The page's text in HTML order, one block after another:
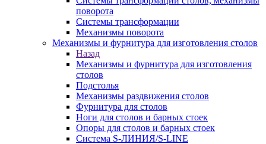
поворота
Системы трансформации
Механизмы поворота
Механизмы и фурнитура для изготовления столов
Назад
Механизмы и фурнитура для изготовления
столов
Подстолья
Механизмы раздвижения столов
Фурнитура для столов
Ноги для столов и барных стоек
Опоры для столов и барных стоек
Система S-ЛИНИЯ/S-LINE